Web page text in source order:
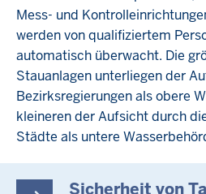
Mess- und
werden von qualifiziertem
automatisch überwacht. Die
Stauanlagen unterliegen der
Bezirksregierungen als obere
kleineren der Aufsicht durch
Städte als untere
Sicherheit von